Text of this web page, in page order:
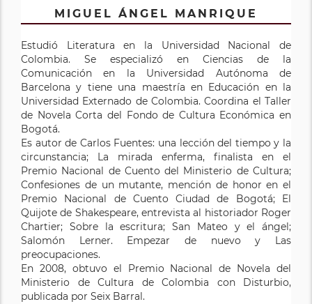
MIGUEL ÁNGEL MANRIQUE
Estudió Literatura en la Universidad Nacional de
Colombia. Se especializó en Ciencias de la
Comunicación en la Universidad Autónoma de
Barcelona y tiene una maestría en Educación en la
Universidad Externado de Colombia. Coordina el Taller
de Novela Corta del Fondo de Cultura Económica en
Bogotá.
Es autor de Carlos Fuentes: una lección del tiempo y la
circunstancia; La mirada enferma, finalista en el
Premio Nacional de Cuento del Ministerio de Cultura;
Confesiones de un mutante, mención de honor en el
Premio Nacional de Cuento Ciudad de Bogotá; El
Quijote de Shakespeare, entrevista al historiador Roger
Chartier; Sobre la escritura; San Mateo y el ángel;
Salomón Lerner. Empezar de nuevo y Las
preocupaciones.
En 2008, obtuvo el Premio Nacional de Novela del
Ministerio de Cultura de Colombia con Disturbio,
publicada por Seix Barral.